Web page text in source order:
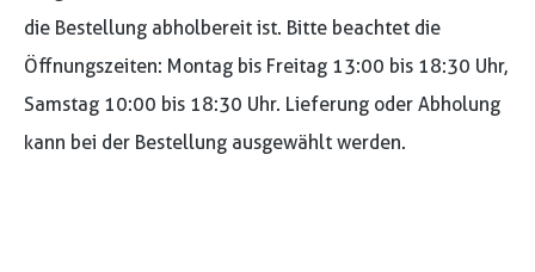
die Bestellung abholbereit ist. Bitte beachtet die
Öffnungszeiten: Montag bis Freitag 13:00 bis 18:30 Uhr,
Samstag 10:00 bis 18:30 Uhr. Lieferung oder Abholung
kann bei der Bestellung ausgewählt werden.